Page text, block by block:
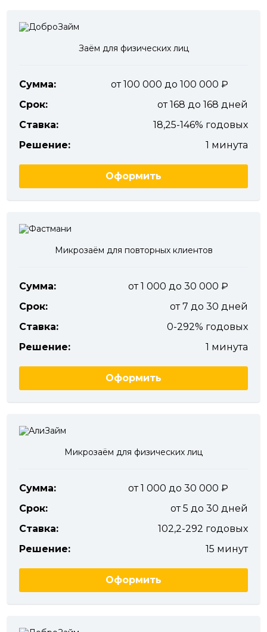
Заём для физических лиц
Сумма:
от 100 000 до 100 000
Срок:
от 168 до 168 дней
Ставка:
18,25-146% годовых
Решение:
1 минута
Оформить
Микрозаём для повторных клиентов
Сумма:
от 1 000 до 30 000
Срок:
от 7 до 30 дней
Ставка:
0-292% годовых
Решение:
1 минута
Оформить
Микрозаём для физических лиц
Сумма:
от 1 000 до 30 000
Срок:
от 5 до 30 дней
Ставка:
102,2-292 годовых
Решение:
15 минут
Оформить